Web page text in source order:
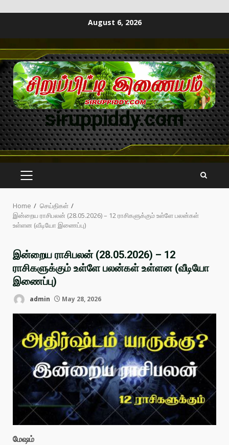
August 6, 2026
siruppiddy.com
Home
செய்திகள்
இன்றைய ராசிபலன் (28.05.2026) – 12 ராசிகளுக்கும் உள்ளே பலன்கள்
உள்ளன (வீடியோ இணைப்பு)
இன்றைய ராசிபலன் (28.05.2026) – 12
ராசிகளுக்கும் உள்ளே பலன்கள் உள்ளன (வீடியோ
இணைப்பு)
admin May 28, 2026
மேஷம்